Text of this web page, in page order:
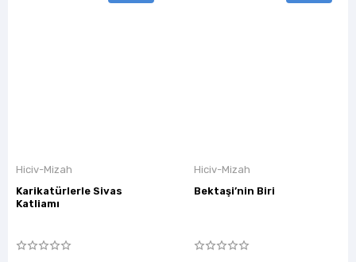
Hiciv-Mizah
Karikatürlerle Sivas
Katliamı
Hiciv-Mizah
Bektaşi’nin Biri